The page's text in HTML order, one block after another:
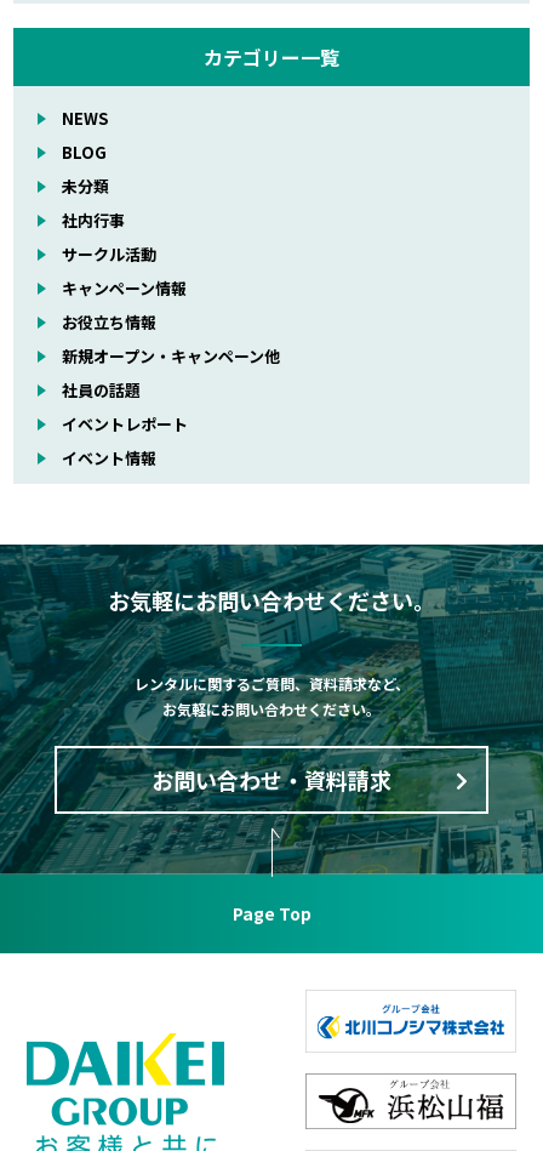
カテゴリー一覧
NEWS
BLOG
未分類
社内行事
サークル活動
キャンペーン情報
お役立ち情報
新規オープン・キャンペーン他
社員の話題
イベントレポート
イベント情報
お気軽にお問い合わせください。
レンタルに関するご質問、資料請求など、
お気軽にお問い合わせください。
お問い合わせ・資料請求
Page Top